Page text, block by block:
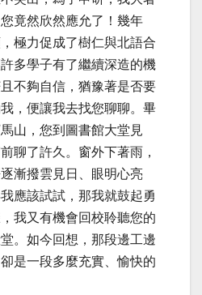
竟然欣然應允了！幾年
極力促成了樹仁與北語合
多學子有了繼續深造的機
不夠自信，猶豫著是否要
，便讓我去找您聊聊。畢
山，您到圖書館大堂見
聊了許久。窗外下著雨，
漸撥雲見日、眼明心亮
應該試試，那我就鼓起勇
我又有機會回校聆聽您的
。如今回想，那段邊工邊
是一段多麼充實、愉快的